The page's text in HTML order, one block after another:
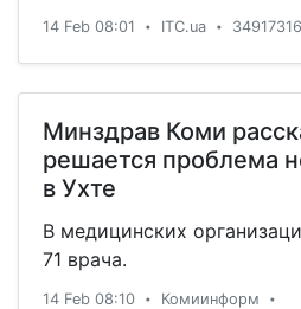
специалистов iFixit,
подчёркивает сложность
устройства, это сыграло
на его
iFixit высоко оценили
14 Feb 08:01 • ITC.ua •
Минздрав Коми
решается проблема
в Ухте
В медицинских
71 врача.
14 Feb 08:10 • Комиинформ •